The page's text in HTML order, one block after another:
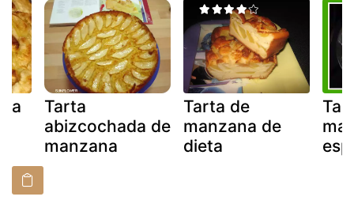
Tarta
abizcochada de
manzana
Tarta de
manzana de
dieta